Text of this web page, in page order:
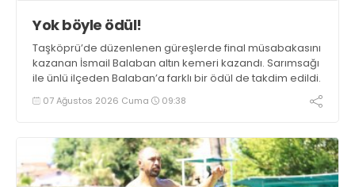
Yok böyle ödül!
Taşköprü’de düzenlenen güreşlerde final müsabakasını
kazanan İsmail Balaban altın kemeri kazandı. Sarımsağı
ile ünlü ilçeden Balaban’a farklı bir ödül de takdim edildi.
07 Ağustos 2026 Cuma 09:38